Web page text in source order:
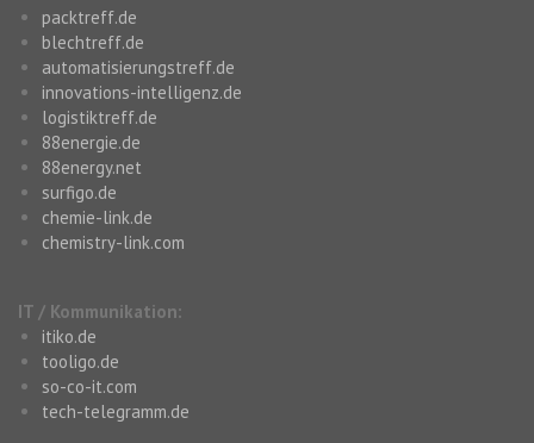
packtreff.de
blechtreff.de
automatisierungstreff.de
innovations-intelligenz.de
logistiktreff.de
88energie.de
88energy.net
surfigo.de
chemie-link.de
chemistry-link.com
IT / Kommunikation:
itiko.de
tooligo.de
so-co-it.com
tech-telegramm.de